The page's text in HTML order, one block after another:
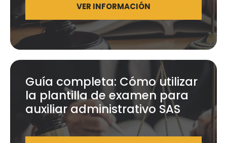
VER INFORMACIÓN
Guía completa: Cómo utilizar
la plantilla de examen para
auxiliar administrativo SAS